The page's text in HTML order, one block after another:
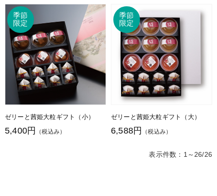
ゼリーと茜姫大粒ギフト（小）
5,400円 （税込み）
ゼリーと茜姫大粒ギフト（大）
6,588円 （税込み）
表示件数：1～26/26